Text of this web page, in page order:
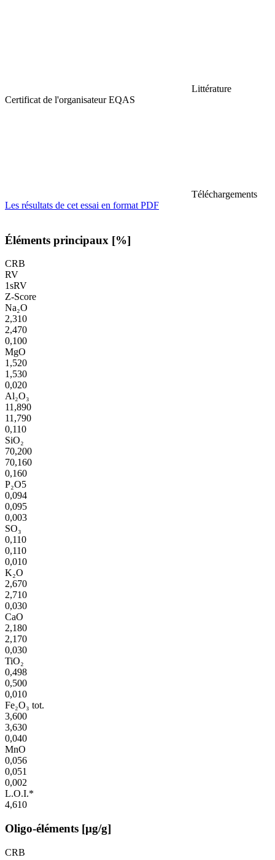
Littérature
Certificat de l'organisateur EQAS
Téléchargements
Les résultats de cet essai en format PDF
Éléments principaux [%]
CRB
RV
1sRV
Z-Score
Na₂O
2,310
2,470
0,100
MgO
1,520
1,530
0,020
Al₂O₃
11,890
11,790
0,110
SiO₂
70,200
70,160
0,160
P₂O5
0,094
0,095
0,003
SO₃
0,110
0,110
0,010
K₂O
2,670
2,710
0,030
CaO
2,180
2,170
0,030
TiO₂
0,498
0,500
0,010
Fe₂O₃ tot.
3,600
3,630
0,040
MnO
0,056
0,051
0,002
L.O.I.*
4,610
Oligo-éléments [µg/g]
CRB